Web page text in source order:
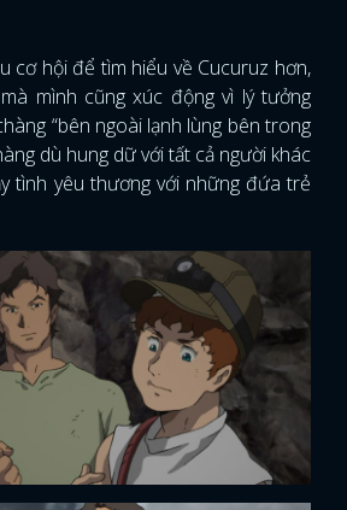
cơ hội để tìm hiểu về Cucuruz hơn,
mình cũng xúc động vì lý tưởng
“bên ngoài lạnh lùng bên trong
dù hung dữ với tất cả người khác
tình yêu thương với những đứa trẻ